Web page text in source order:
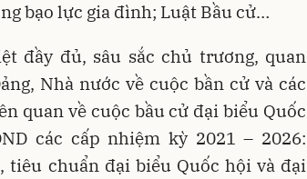
bạo lực gia đình; Luật Bầu cử…
đầy đủ, sâu sắc chủ trương, quan
Nhà nước về cuộc bần cử và các
quan về cuộc bầu cử đại biểu Quốc
các cấp nhiệm kỳ 2021 – 2026:
tiêu chuẩn đại biểu Quốc hội và đại